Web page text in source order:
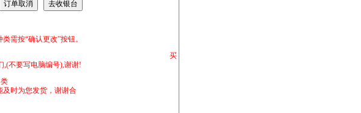
确认更改”按钮。
顺利递交时,请你将你购 买
,(不要写电脑编号),谢谢!
可用发邮件或打电话等各类
及时为您发货，谢谢合